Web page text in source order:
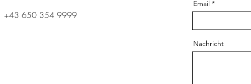
+43 650 354 9999
Email
Nachricht